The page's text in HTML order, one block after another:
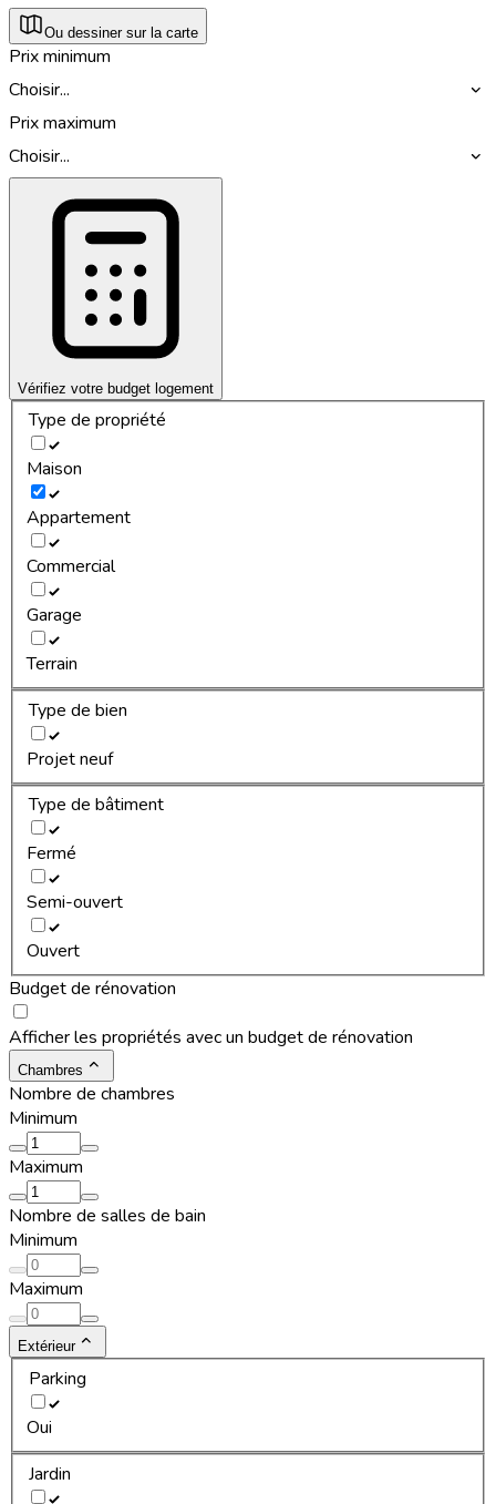
Ou dessiner sur la carte
Prix minimum
Choisir...
Prix maximum
Choisir...
Vérifiez votre budget logement
Type de propriété
Maison
Appartement
Commercial
Garage
Terrain
Type de bien
Projet neuf
Type de bâtiment
Fermé
Semi-ouvert
Ouvert
Budget de rénovation
Afficher les propriétés avec un budget de rénovation
Chambres
Nombre de chambres
Minimum
Maximum
Nombre de salles de bain
Minimum
Maximum
Extérieur
Parking
Oui
Jardin